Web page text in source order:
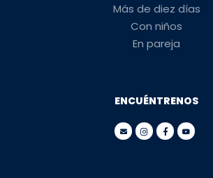
Más de diez días
Con niños
En pareja
ENCUÉNTRENOS